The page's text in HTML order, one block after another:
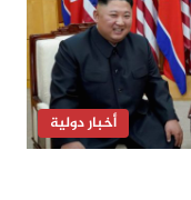
أخبار دولية